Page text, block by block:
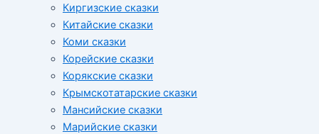
Киргизские сказки
Китайские сказки
Коми сказки
Корейские сказки
Корякские сказки
Крымскотатарские сказки
Мансийские сказки
Марийские сказки